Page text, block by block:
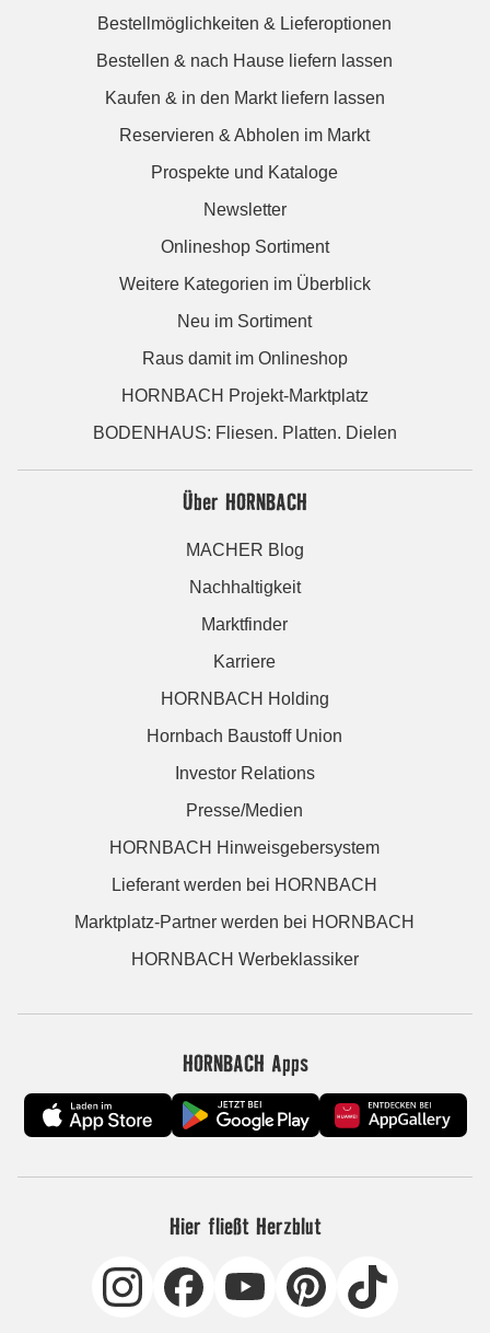
Bestellmöglichkeiten & Lieferoptionen
Bestellen & nach Hause liefern lassen
Kaufen & in den Markt liefern lassen
Reservieren & Abholen im Markt
Prospekte und Kataloge
Newsletter
Onlineshop Sortiment
Weitere Kategorien im Überblick
Neu im Sortiment
Raus damit im Onlineshop
HORNBACH Projekt-Marktplatz
BODENHAUS: Fliesen. Platten. Dielen
Über HORNBACH
MACHER Blog
Nachhaltigkeit
Marktfinder
Karriere
HORNBACH Holding
Hornbach Baustoff Union
Investor Relations
Presse/Medien
HORNBACH Hinweisgebersystem
Lieferant werden bei HORNBACH
Marktplatz-Partner werden bei HORNBACH
HORNBACH Werbeklassiker
HORNBACH Apps
Hier fließt Herzblut